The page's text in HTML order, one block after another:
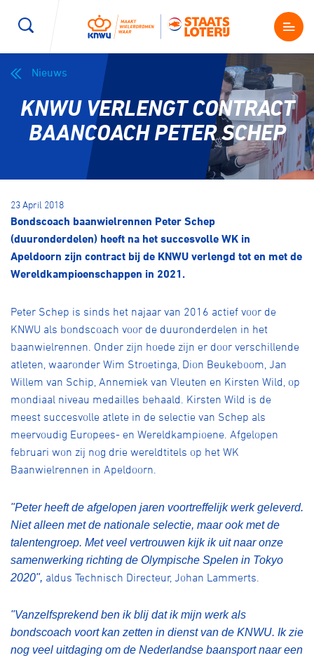
Kenniscentrum
Magazine
Nieuws
Shop
Producten en diensten
Lid worden
Nieuws
KNWU VERLENGT CONTRACT
BAANCOACH PETER SCHEP
23 April 2018
Bondscoach baanwielrennen Peter Schep
(duuronderdelen) heeft na het succesvolle WK in
Apeldoorn zijn contract bij de KNWU verlengd tot en met de
Wereldkampioenschappen in 2021.
Peter Schep is sinds het najaar van 2016 actief voor de
KNWU als bondscoach voor de duuronderdelen in het
baanwielrennen. Onder zijn hoede zijn er door verschillende
atleten, waaronder Wim Stroetinga, Dion Beukeboom, Jan
Willem van Schip, Annemiek van Vleuten en Kirsten Wild, op
mondiaal niveau medailles behaald. Kirsten Wild is de
meest succesvolle atlete in de selectie van Schep als
meervoudig Europees- en Wereldkampioene. Afgelopen
februari won zij nog drie wereldtitels op het WK
Baanwielrennen in Apeldoorn.
"Peter heeft de afgelopen jaren voortreffelijk werk geleverd.
Niet alleen met de nationale selectie, maar ook met de
talentengroep. Met veel vertrouwen kijk ik uit naar onze
samenwerking richting de Olympische Spelen in Tokyo
2020", aldus Technisch Directeur, Johan Lammerts.
"Vanzelfsprekend ben ik blij dat ik mijn werk als
bondscoach voort kan zetten in dienst van de KNWU. Ik zie
nog veel uitdaging om de Nederlandse baansport naar een
Wegwielrennen Mountainbiken
E-Racing
Kunstwielrijden ID-Cycling
Baanwielrennen
BMX freestyle Gravel
Pumptrack Fixed gear